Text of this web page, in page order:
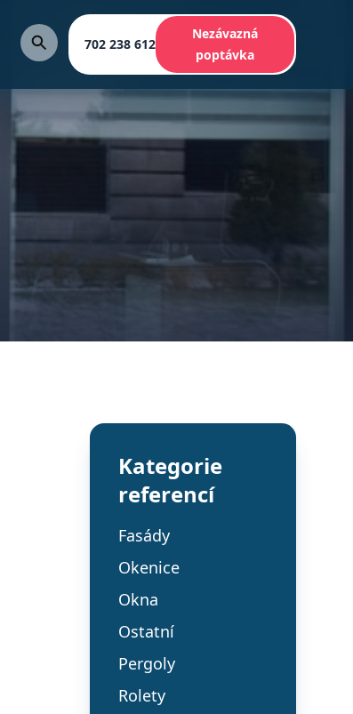
702 238 612
Nezávazná
poptávka
Kategorie
referencí
Fasády
Okenice
Okna
Ostatní
Pergoly
Rolety